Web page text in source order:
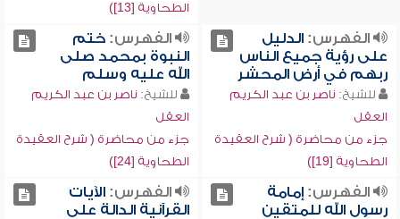
الطحاوية [13])
الفهرس:الدليل
على رؤية جميع الناس
ربهم في أرض المحشر
للشيخ: ناصر بن عبد الكريم
العقل
جزء من محاضرة ( شرح العقيدة
الطحاوية [19])
الفهرس:ختم
النبوة بمحمد صلى
الله عليه وسلم
للشيخ: ناصر بن عبد الكريم
العقل
جزء من محاضرة ( شرح العقيدة
الطحاوية [24])
الفهرس:إمامة
رسول الله للمتقين
الفهرس:الآيات
القرآنية الدالة على